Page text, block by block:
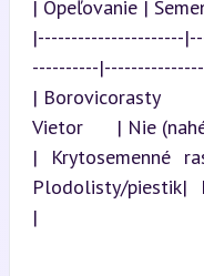
| Opeľovanie |
|----------------------
----------
| Borovicorasty
Vietor      | Nie
|
Plodolisty/
|